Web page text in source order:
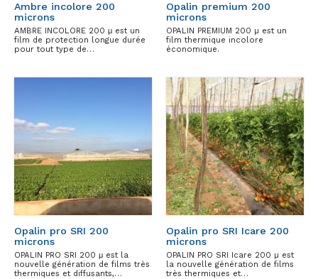
Ambre incolore 200
microns
AMBRE INCOLORE 200 μ est un
film de protection longue durée
pour tout type de…
Opalin premium 200
microns
OPALIN PREMIUM 200 µ est un
film thermique incolore
économique.
Opalin pro SRI 200
microns
OPALIN PRO SRI 200 μ est la
nouvelle génération de films très
thermiques et diffusants,…
Opalin pro SRI Icare 200
microns
OPALIN PRO SRI Icare 200 µ est
la nouvelle génération de films
très thermiques et…